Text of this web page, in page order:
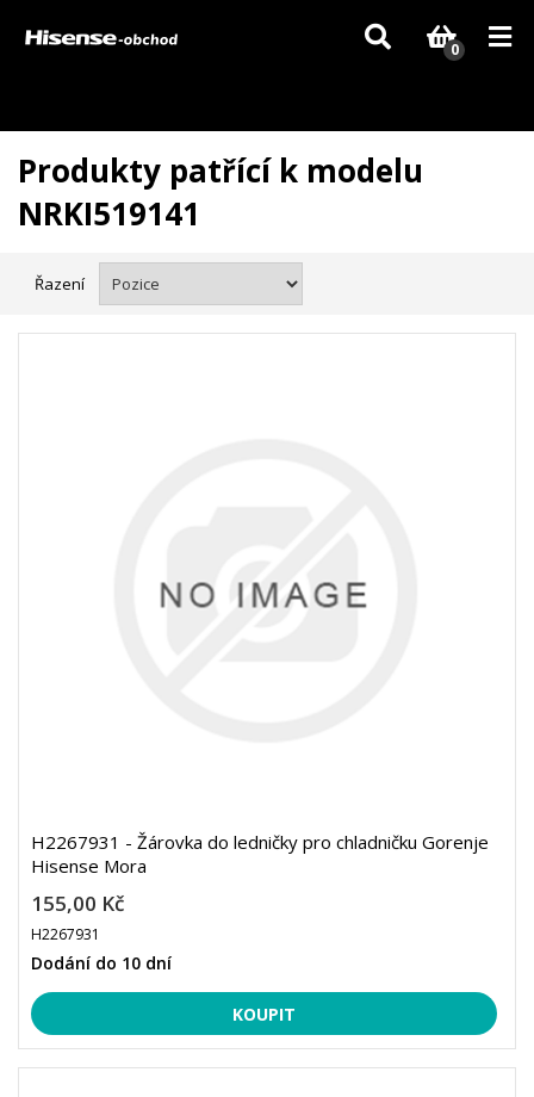
Vzhledem k aktuální situaci se může dodání dílů, které nejsou skladem,
zpozdit. Děkujeme za pochopení.
0
Produkty patřící k modelu
NRKI519141
Řazení
H2267931 - Žárovka do ledničky pro chladničku Gorenje
Hisense Mora
155,00 Kč
H2267931
Dodání do 10 dní